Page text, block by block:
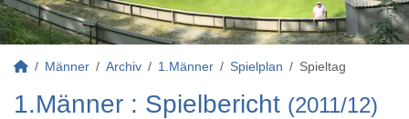
Männer Archiv 1.Männer Spielplan Spieltag
1.Männer : Spielbericht (2011/12)